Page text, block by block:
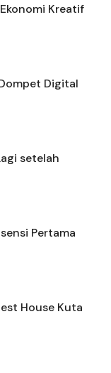
Kreatif
Digital
setelah
Pertama
House Kuta